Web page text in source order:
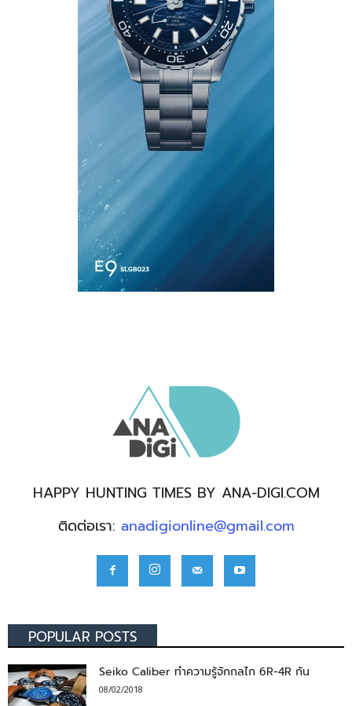
HAPPY HUNTING TIMES BY ANA-DIGI.COM
ติดต่อเรา: anadigionline@gmail.com
POPULAR POSTS
Seiko Caliber ทำความรู้จักกลไก 6R-4R กัน
08/02/2018